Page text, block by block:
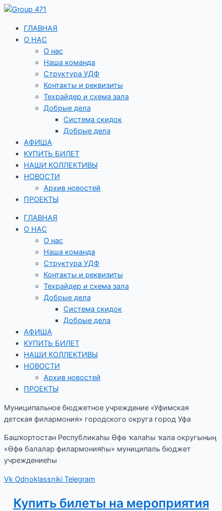
Перейти
содержимому
ГЛАВНАЯ
О НАС
О нас
Наша команда
Структура УДФ
Контакты и реквизиты
Техрайдер и схема зала
Добрые дела
Система скидок
Добрые дела
АФИША
КУПИТЬ БИЛЕТ
НАШИ КОЛЛЕКТИВЫ
НОВОСТИ
Архив новостей
ПРОЕКТЫ
ГЛАВНАЯ
О НАС
О нас
Наша команда
Структура УДФ
Контакты и реквизиты
Техрайдер и схема зала
Добрые дела
Система скидок
Добрые дела
АФИША
КУПИТЬ БИЛЕТ
НАШИ КОЛЛЕКТИВЫ
НОВОСТИ
Архив новостей
ПРОЕКТЫ
Муниципальное бюджетное учреждение «Уфимская
детская филармония» городского округа город Уфа
Башҡортостан Республикаһы Өфө ҡалаһы ҡала округының
«Өфө балалар филармонияһы» муниципаль бюджет
учреждениеһы
Vk Odnoklassniki Telegram
Купить билеты на мероприятия